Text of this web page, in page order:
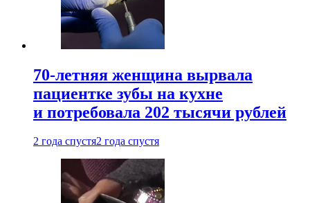
70-летняя женщина вырвала
пациентке зубы на кухне
и потребовала 202 тысячи рублей
2 года спустя2 года спустя